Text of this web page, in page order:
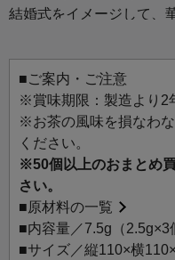
結婚式をイメージして、
箱を開くと、まるで手の
うな仕掛けになっていま
お祝いの贈りものとして
チギフトとしてもご利用
ウェディング：甘くフ
る、優しい味わいの紅茶
色とりどりの花びらが、
くれます。
■ご案内・ご注意
※賞味期限：製造より2
※お茶の風味を損なわ
ください。
※50個以上のおまとめ
さい。
■原材料の一覧
■内容量／7.5g（2.5g×3
■サイズ／縦110×横